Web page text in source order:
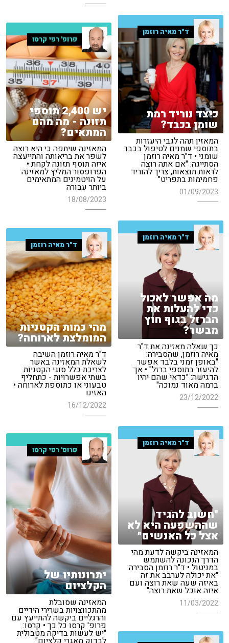
ד"ר מאיה רוזמן
כיצד נוריד רמת
שומן בכבד?
המאזין תהה לגבי היעזרות
בתוספי שמנים לטיפול בכבד
שומני • ד"ר מאיה רוזמן
הסתייגה: "אם אתה רוצה
לראות תוצאות, צריך להוריד
פחמימות בתפריט"
01/09/2023
פרופ' רפי קרסו
יש 2,400 תוספי
תזונה - מה מהם
המתאים?
המאזינה שיתפה כי היא רוצה
לשפר את בריאותה והתייעצה
איזה תוסף תזונה לקחת •
הפרופסור המליץ למאזינה
על הויטמינים המתאימים
ביותר עבורה
18/08/2023
ד"ר מאיה רוזמן
מה אפשר לאכול
כדי להעלות את
הברזל בגוף חוץ
מבשר?
כך שאלה מאזינה את ד"ר
מאיה רוזמן, שהסבירה:
"באופן זמני בלבד אפשר
להיעזר בתוספי ברזל" • אך
הדגישה: "כדאי שהם יהיו
ברמה מאוד נמוכה"
23/12/2022
ד"ר מאיה רוזמן
מהי כמות הקטניות
המומלצת לארוחה?
ד"ר מאיה רוזמן השיבה
לשאלת המאזינה באשר
לצריכת כלל סוגי הקטניות
בשתי אפשרויות - כתחליף
טבעוני או כתוספת לארוחה •
האזינו
16/12/2022
ד"ר מאיה רוזמן
"חשוב להגיד
שההשפעה היא לא
אצל כל האנשים"
המאזינה ביקשה לדעת מהי
הדרך הנכונה להשתמש
במניטול • ד"ר רוזמן הסבירה:
"את יכולה לערבב את זה
באיזה שעה שאת רוצה ועם
איזה אוכל שאת רוצה"
11/03/2022
פרופ' רפי קרסו
יתרונותיו של
הקלציום
המאזינה שסובלת
מהתכווצויות בשרירי הידיים
והרגליים ביקשה להתייעץ עם
פרופ' קרסו כל כך • קרסו:
"יש לעשות בדיקה מטבולית